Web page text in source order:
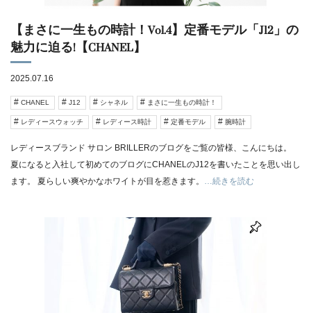
【まさに一生もの時計！Vol.4】定番モデル「J12」の
魅力に迫る!【CHANEL】
2025.07.16
CHANEL J12 シャネル まさに一生もの時計！
レディースウォッチ レディース時計 定番モデル 腕時計
レディースブランド サロン BRILLERのブログをご覧の皆様、こんにちは。
夏になると入社して初めてのブログにCHANELのJ12を書いたことを思い出し
ます。 夏らしい爽やかなホワイトが目を惹きます。 …続きを読む